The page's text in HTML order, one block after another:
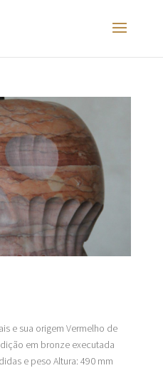
e sua origem Vermelho de
em bronze executada
e peso Altura: 490 mm